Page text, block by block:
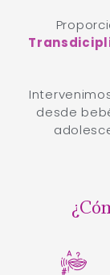
desde